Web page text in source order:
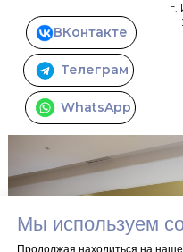
Мы используем
ВКонтакте
Телеграм
WhatsApp